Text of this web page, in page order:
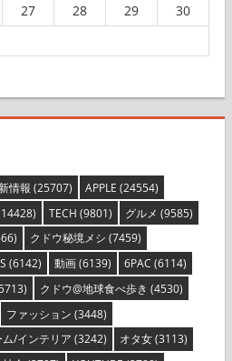
27 28 29
30
情報 (25707) APPLE (24554)
TECH (9801) グルメ (9585)
クドウ秘境メシ (7459)
(6142) 動画(6139) 6PAC (6114)
クドウ@地球食べ歩き (4530)
ファッション (3448)
/インテリア (3242) オタ女(3113)